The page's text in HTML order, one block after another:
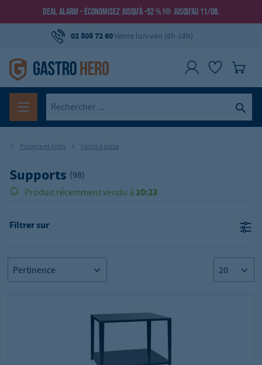
DEAL ALARM - ÉCONOMISEZ JUSQU’À -52 % ! JUSQU’AU 11/08.
02 808 72 60Vente lun-ven (8h-18h)
Pizzeria et Grills Fours à pizza
Supports (98)
Produit récemment vendu à 10:23
Filtrer sur